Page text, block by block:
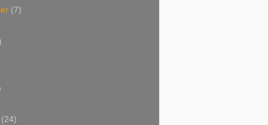
(7)
(24)